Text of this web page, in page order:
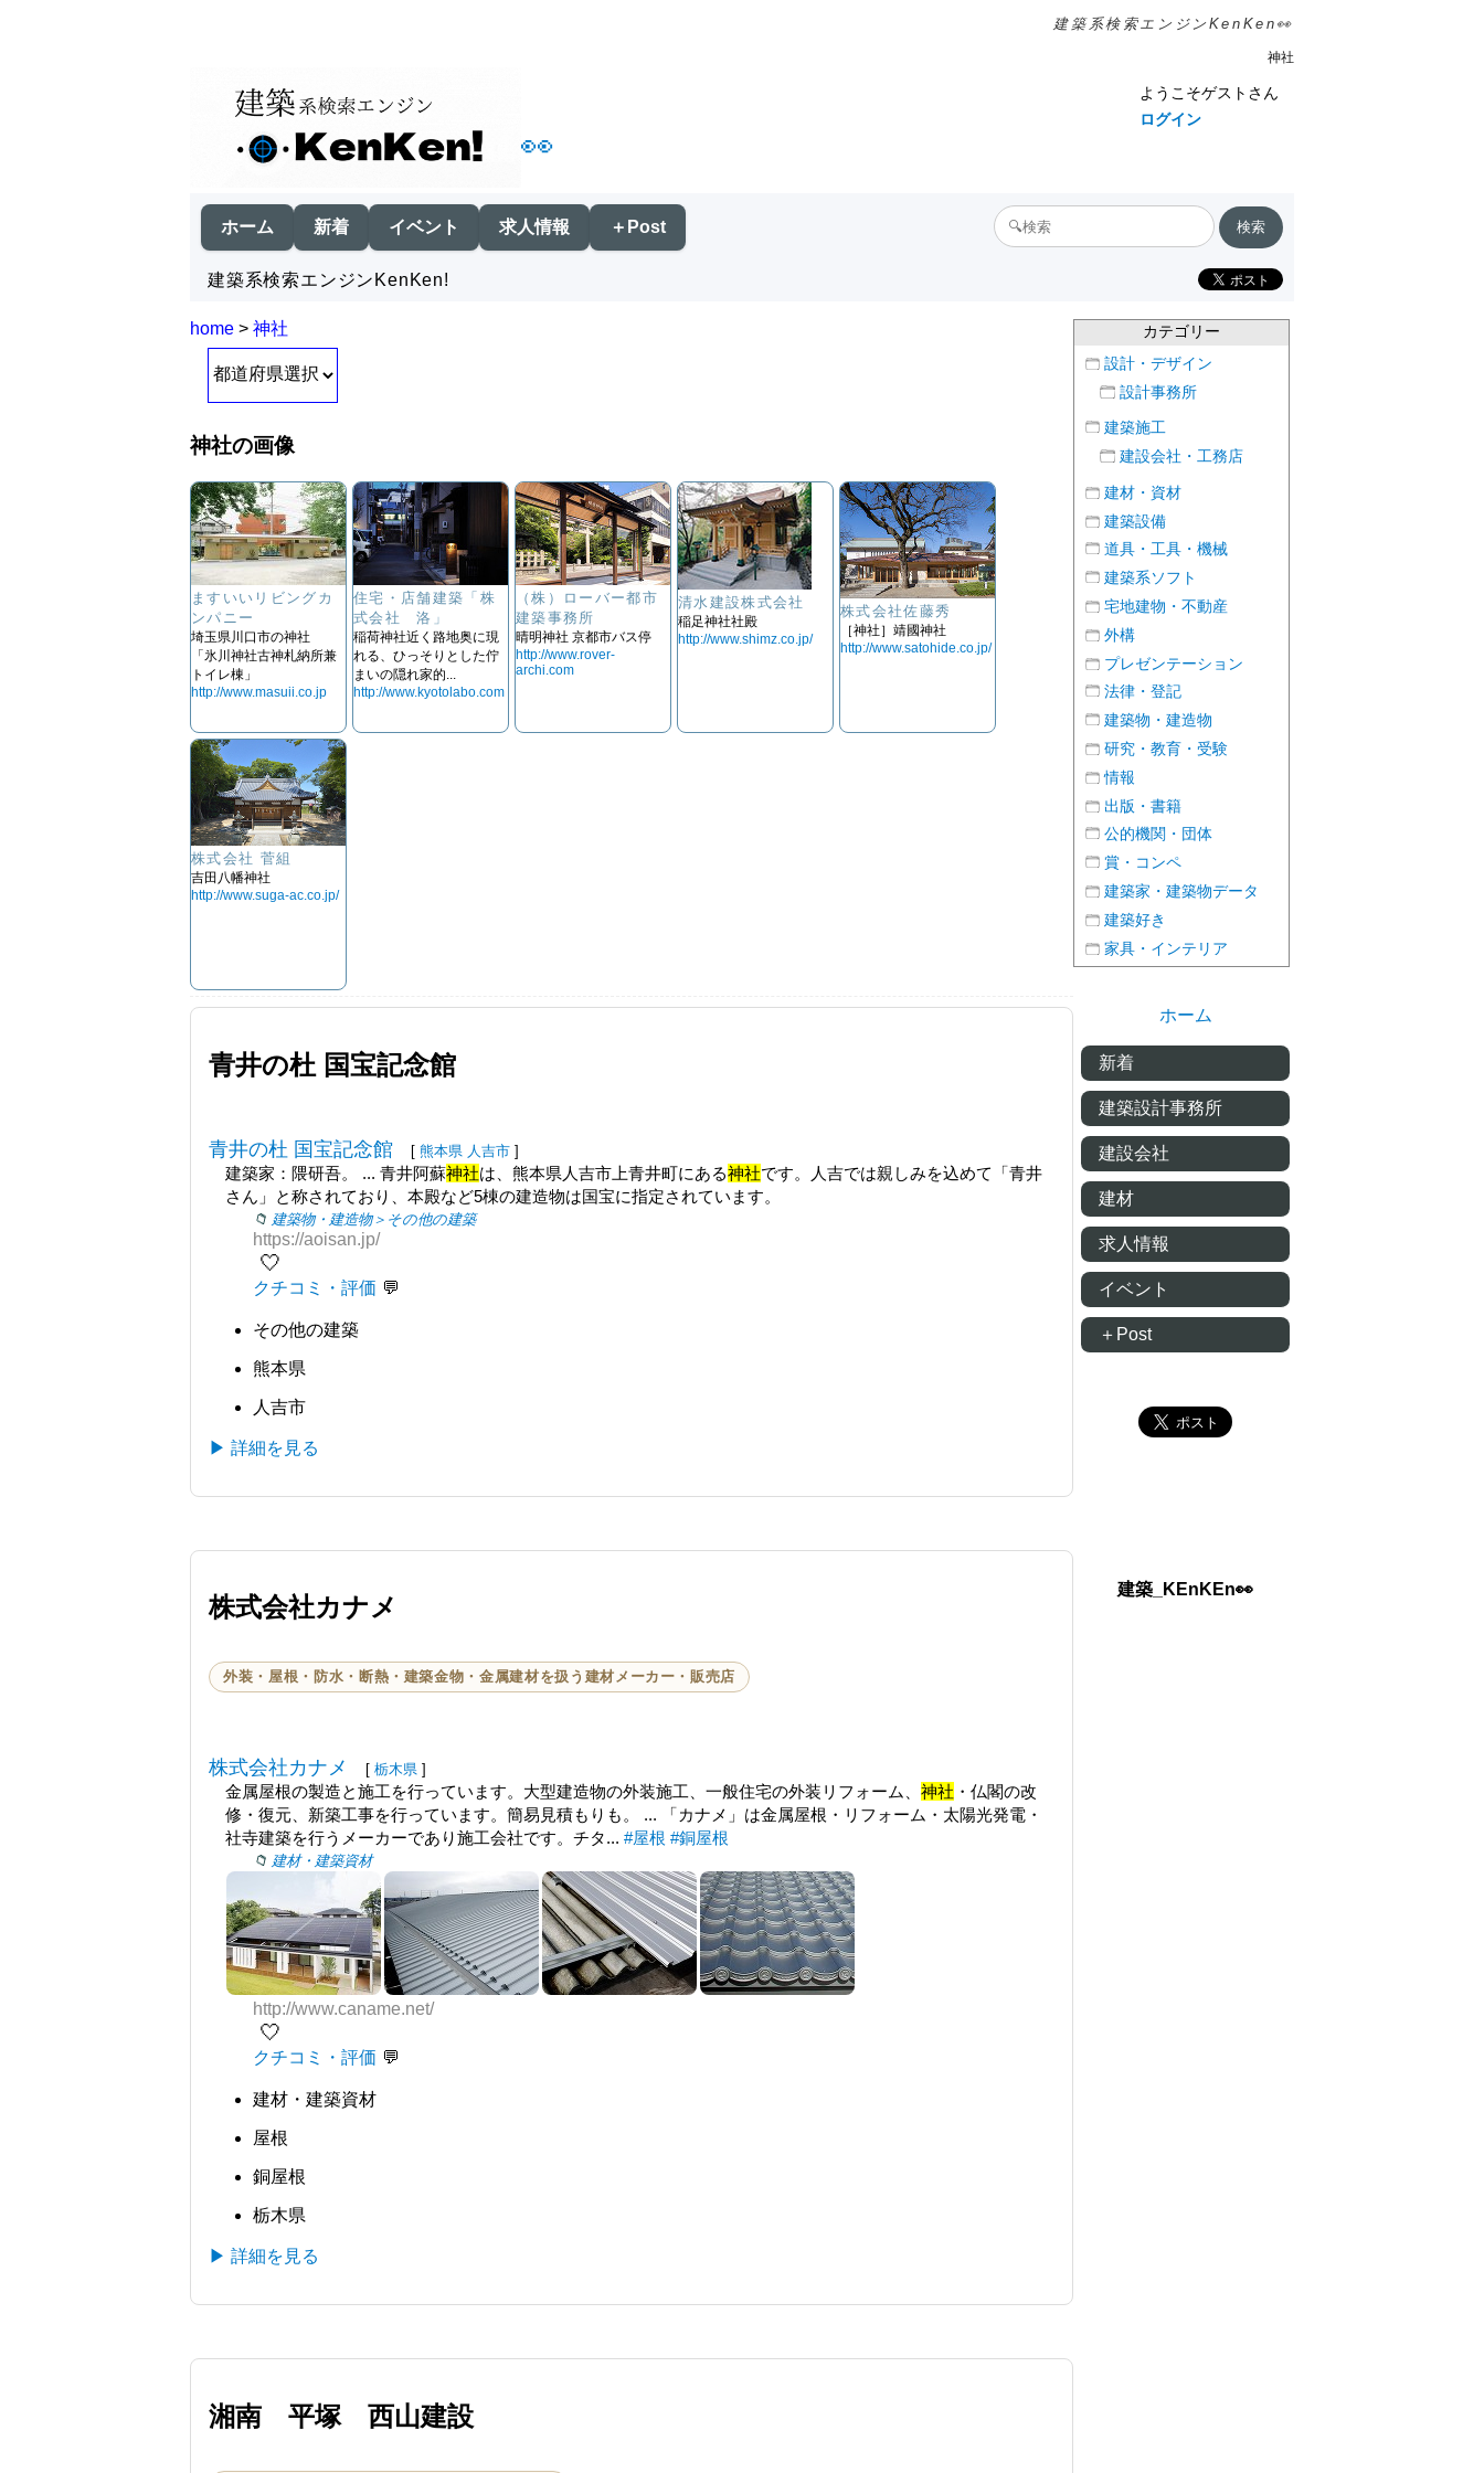
建築系検索エンジンKenKen👀
神社
👀
ようこそゲストさん
ログイン
ホーム 新着 イベント 求人情報 ＋Post
建築系検索エンジンKenKen!
home > 神社
神社の画像
ますいいリビングカ
ンパニー
埼玉県川口市の神社
「氷川神社古神札納所兼
トイレ棟」
http://www.masuii.co.jp
住宅・店舗建築「株
式会社 洛」
稲荷神社近く路地奥に現
れる、ひっそりとした佇
まいの隠れ家的...
http://www.kyotolabo.com
（株）ローバー都市
建築事務所
晴明神社 京都市バス停
http://www.rover-
archi.com
清水建設株式会社
稲足神社社殿
http://www.shimz.co.jp/
株式会社佐藤秀
［神社］靖國神社
http://www.satohide.co.jp/
株式会社 菅組
吉田八幡神社
http://www.suga-ac.co.jp/
青井の杜 国宝記念館
青井の杜 国宝記念館 [ 熊本県 人吉市 ]
建築家：隈研吾。 ... 青井阿蘇神社は、熊本県人吉市上青井町にある神社です。人吉では親しみを込めて「青井
さん」と称されており、本殿など5棟の建造物は国宝に指定されています。
建築物・建造物＞その他の建築
https://aoisan.jp/
🤍
クチコミ・評価
その他の建築
熊本県
人吉市
▶ 詳細を見る
株式会社カナメ
外装・屋根・防水・断熱・建築金物・金属建材を扱う建材メーカー・販売店
株式会社カナメ [ 栃木県 ]
金属屋根の製造と施工を行っています。大型建造物の外装施工、一般住宅の外装リフォーム、神社 ・仏閣の改
修・復元、新築工事を行っています。簡易見積もりも。 ... 「カナメ」は金属屋根・リフォーム・太陽光発電・
社寺建築を行うメーカーであり施工会社です。チタ...#屋根 #銅屋根
建材・建築資材
http://www.caname.net/
🤍
クチコミ・評価
建材・建築資材
屋根
銅屋根
栃木県
▶ 詳細を見る
湘南 平塚 西山建設
カテゴリー
設計・デザイン
設計事務所
建築施工
建設会社・工務店
建材・資材
建築設備
道具・工具・機械
建築系ソフト
宅地建物・不動産
外構
プレゼンテーション
法律・登記
建築物・建造物
研究・教育・受験
情報
出版・書籍
公的機関・団体
賞・コンペ
建築家・建築物データ
建築好き
家具・インテリア
ホーム
新着
建築設計事務所
建設会社
建材
求人情報
イベント
＋Post
建築_KEnKEn👀